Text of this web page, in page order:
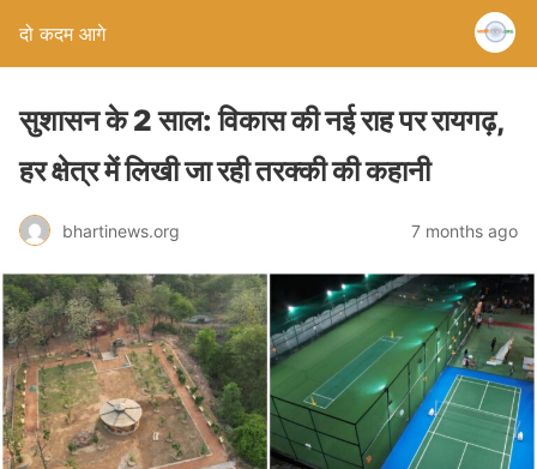
दो कदम आगे
सुशासन के 2 साल: विकास की नई राह पर रायगढ़,
हर क्षेत्र में लिखी जा रही तरक्की की कहानी
bhartinews.org 7 months ago